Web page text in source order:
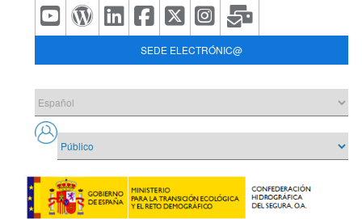
SEDE ELECTRÓNIC@